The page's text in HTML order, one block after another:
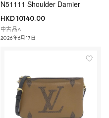
N51111 Shoulder Damier
HKD 10140.00
中古品A
2026年6月17日